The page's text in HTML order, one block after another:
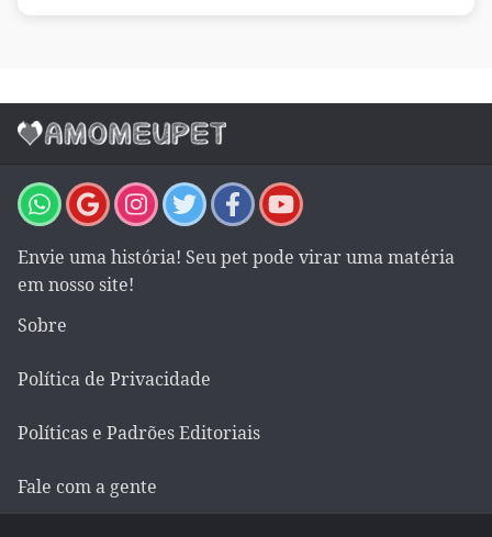
Envie uma história! Seu pet pode virar uma matéria
em nosso site!
Sobre
Política de Privacidade
Políticas e Padrões Editoriais
Fale com a gente